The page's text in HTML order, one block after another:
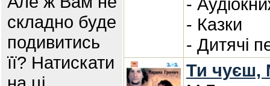
складно буде
подивитись
її? Натискати
- Казки
- Дитячі
Ти чуєш,